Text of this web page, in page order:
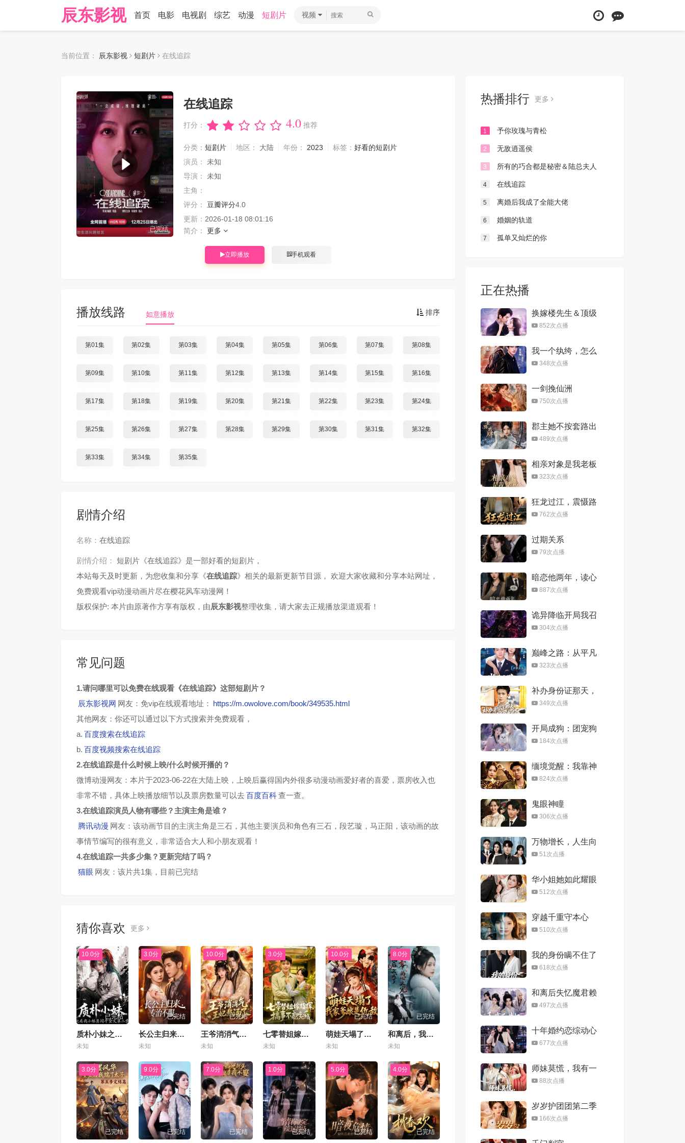
辰东影视 首页 电影 电视剧 综艺 动漫 短剧片 视频
当前位置： 辰东影视 短剧片 在线追踪
已完结
在线追踪
打分： 4.0 推荐
分类： 短剧片 地区： 大陆 年份： 2023 标签： 好看的短剧片
演员：
未知
导演：
未知
主角：
评分：
豆瓣评分4.0
更新： 2026-01-18 08:01:16
简介：
更多
立即播放 手机观看
排序
播放线路 如意播放
第01集 第02集 第03集 第04集 第05集 第06集 第07集 第08集
第09集 第10集 第11集 第12集 第13集 第14集 第15集 第16集
第17集 第18集 第19集 第20集 第21集 第22集 第23集 第24集
第25集 第26集 第27集 第28集 第29集 第30集 第31集 第32集
第33集 第34集 第35集
剧情介绍
名称： 在线追踪
剧情介绍： 短剧片《在线追踪》是一部好看的短剧片，
本站每天及时更新，为您收集和分享《在线追踪》相关的最新更新节目源， 欢迎大家收藏和分享本站网址，
免费观看vip动漫动画片尽在樱花风车动漫网！
版权保护: 本片由原著作方享有版权，由辰东影视整理收集，请大家去正规播放渠道观看！
常见问题
1.请问哪里可以免费在线观看《在线追踪》这部短剧片？
辰东影视网 网友：免vip在线观看地址： https://m.owolove.com/book/349535.html
其他网友：你还可以通过以下方式搜索并免费观看，
a. 百度搜索在线追踪
b. 百度视频搜索在线追踪
2.在线追踪是什么时候上映/什么时候开播的？
微博动漫网友：本片于2023-06-22在大陆上映，上映后赢得国内外很多动漫动画爱好者的喜爱，票房收入也
非常不错，具体上映播放细节以及票房数量可以去百度百科查一查。
3.在线追踪演员人物有哪些？主演主角是谁？
腾讯动漫 网友：该动画节目的主演主角是三石，其他主要演员和角色有三石，段艺璇，马正阳，该动画的故
事情节编写的很有意义，非常适合大人和小朋友观看！
4.在线追踪一共多少集？更新完结了吗？
猫眼 网友：该片共1集，目前已完结
猜你喜欢 更多
10.0分
已完结
质朴小妹之看我小妹勇闯千金文
未知
3.0分
已完结
长公主归来，专治不服
未知
10.0分
已完结
王爷消消气：王妃熬汤了
未知
3.0分
已完结
七零替姐嫁指挥，搞事不忘吃瓜
未知
10.0分
已完结
萌娃天塌了，我家爹娘是仇敌＆枕边刺客，与我假婚谋天下
未知
8.0分
已完结
和离后，我成了王爷的心尖宠
未知
3.0分
已完结
9.0分
已完结
7.0分
已完结
1.0分
已完结
5.0分
已完结
4.0分
已完结
热播排行 更多
1 予你玫瑰与青松
2 无敌逍遥侯
3 所有的巧合都是秘密＆陆总夫人
她只想离婚
4 在线追踪
5 离婚后我成了全能大佬
6 婚姻的轨道
7 孤单又灿烂的你
正在热播
换嫁楼先生＆顶级
偏宠：楼先生他蓄
852次点播
我一个纨绔，怎么
镇得住太后娘娘
348次点播
一剑挽仙洲
750次点播
郡主她不按套路出
牌489次点播
相亲对象是我老板
323次点播
狂龙过江，震慑路
怒症司机
762次点播
过期关系
79次点播
暗恋他两年，读心
后我醒了
887次点播
诡异降临开局我召
唤黑白无常第三季
304次点播
巅峰之路：从平凡
到传奇
323次点播
补办身份证那天，
我凭白多了个女儿
349次点播
开局成狗：团宠狗
师妹，我的师门全
184次点播
缅境觉醒：我靠神
眼破局求生
824次点播
鬼眼神瞳
306次点播
万物增长，人生向
上51次点播
华小姐她如此耀眼
夺目
512次点播
穿越千重守本心
510次点播
我的身份瞒不住了
618次点播
和离后失忆魔君赖
上我
497次点播
十年婚约恋综动心
677次点播
师妹莫慌，我有一
剑平天下
88次点播
岁岁护团团第二季
166次点播